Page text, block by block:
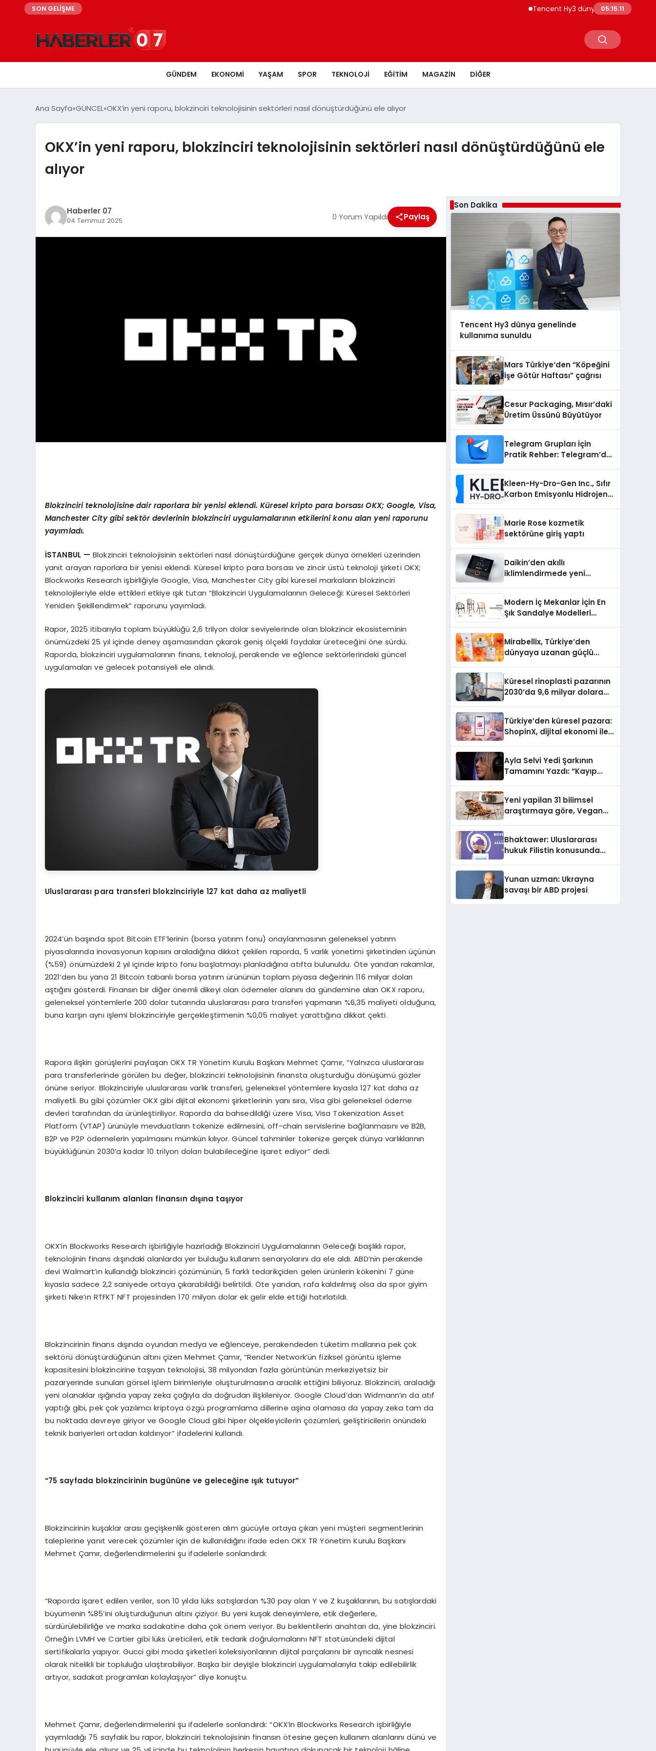
SON GELİŞME Tencent Hy3 dünya genelinde kullanıma
05:15:12
GÜNDEM EKONOMI YAŞAM SPOR TEKNOLOJI EĞITIM MAGAZIN DIĞER
Ana Sayfa GÜNCEL OKX’in yeni raporu, blokzinciri teknolojisinin sektörleri nasıl dönüştürdüğünü ele alıyor
OKX’in yeni raporu, blokzinciri teknolojisinin sektörleri nasıl dönüştürdüğünü ele
alıyor
Haberler 07
04 Temmuz 2025 0 Yorum Yapıldı Paylaş
Blokzinciri teknolojisine dair raporlara bir yenisi eklendi. Küresel kripto para borsası OKX; Google, Visa,
Manchester City gibi sektör devlerinin blokzinciri uygulamalarının etkilerini konu alan yeni raporunu
yayımladı.
İSTANBUL — Blokzinciri teknolojisinin sektörleri nasıl dönüştürdüğüne gerçek dünya örnekleri üzerinden
yanıt arayan raporlara bir yenisi eklendi. Küresel kripto para borsası ve zincir üstü teknoloji şirketi OKX;
Blockworks Research işbirliğiyle Google, Visa, Manchester City gibi küresel markaların blokzinciri
teknolojileriyle elde ettikleri etkiye ışık tutan “Blokzinciri Uygulamalarının Geleceği: Küresel Sektörleri
Yeniden Şekillendirmek” raporunu yayımladı.
Rapor, 2025 itibarıyla toplam büyüklüğü 2,6 trilyon dolar seviyelerinde olan blokzincir ekosisteminin
önümüzdeki 25 yıl içinde deney aşamasından çıkarak geniş ölçekli faydalar üreteceğini öne sürdü.
Raporda, blokzinciri uygulamalarının finans, teknoloji, perakende ve eğlence sektörlerindeki güncel
uygulamaları ve gelecek potansiyeli ele alındı.
Uluslararası para transferi blokzinciriyle 127 kat daha az maliyetli
2024’ün başında spot Bitcoin ETF’lerinin (borsa yatırım fonu) onaylanmasının geleneksel yatırım
piyasalarında inovasyonun kapısını araladığına dikkat çekilen raporda, 5 varlık yönetimi şirketinden üçünün
(%59) önümüzdeki 2 yıl içinde kripto fonu başlatmayı planladığına atıfta bulunuldu. Öte yandan rakamlar,
2021’den bu yana 21 Bitcoin tabanlı borsa yatırım ürününün toplam piyasa değerinin 116 milyar doları
aştığını gösterdi. Finansın bir diğer önemli dikeyi olan ödemeler alanını da gündemine alan OKX raporu,
geleneksel yöntemlerle 200 dolar tutarında uluslararası para transferi yapmanın %6,35 maliyeti olduğuna,
buna karşın aynı işlemi blokzinciriyle gerçekleştirmenin %0,05 maliyet yarattığına dikkat çekti.
Rapora ilişkin görüşlerini paylaşan OKX TR Yönetim Kurulu Başkanı Mehmet Çamır, “Yalnızca uluslararası
para transferlerinde görülen bu değer, blokzinciri teknolojisinin finansta oluşturduğu dönüşümü gözler
önüne seriyor. Blokzinciriyle uluslararası varlık transferi, geleneksel yöntemlere kıyasla 127 kat daha az
maliyetli. Bu gibi çözümler OKX gibi dijital ekonomi şirketlerinin yanı sıra, Visa gibi geleneksel ödeme
devleri tarafından da ürünleştiriliyor. Raporda da bahsedildiği üzere Visa, Visa Tokenization Asset
Platform (VTAP) ürünüyle mevduatların tokenize edilmesini, off-chain servislerine bağlanmasını ve B2B,
B2P ve P2P ödemelerin yapılmasını mümkün kılıyor. Güncel tahminler tokenize gerçek dünya varlıklarının
büyüklüğünün 2030’a kadar 10 trilyon doları bulabileceğine işaret ediyor” dedi.
Blokzinciri kullanım alanları finansın dışına taşıyor
OKX’in Blockworks Research işbirliğiyle hazırladığı Blokzinciri Uygulamalarının Geleceği başlıklı rapor,
teknolojinin finans dışındaki alanlarda yer bulduğu kullanım senaryolarını da ele aldı. ABD’nin perakende
devi Walmart’ın kullandığı blokzinciri çözümünün, 5 farklı tedarikçiden gelen ürünlerin kökenini 7 güne
kıyasla sadece 2,2 saniyede ortaya çıkarabildiği belirtildi. Öte yandan, rafa kaldırılmış olsa da spor giyim
şirketi Nike’ın RTFKT NFT projesinden 170 milyon dolar ek gelir elde ettiği hatırlatıldı.
Blokzincirinin finans dışında oyundan medya ve eğlenceye, perakendeden tüketim mallarına pek çok
sektörü dönüştürdüğünün altını çizen Mehmet Çamır, “Render Network’ün fiziksel görüntü işleme
kapasitesini blokzincirine taşıyan teknolojisi, 38 milyondan fazla görüntünün merkeziyetsiz bir
pazaryerinde sunulan görsel işlem birimleriyle oluşturulmasına aracılık ettiğini biliyoruz. Blokzinciri, araladığı
yeni olanaklar ışığında yapay zeka çağıyla da doğrudan ilişkileniyor. Google Cloud’dan Widmann’ın da atıf
yaptığı gibi, pek çok yazılımcı kriptoya özgü programlama dillerine aşina olamasa da yapay zeka tam da
bu noktada devreye giriyor ve Google Cloud gibi hiper ölçekleyicilerin çözümleri, geliştiricilerin önündeki
teknik bariyerleri ortadan kaldırıyor” ifadelerini kullandı.
“75 sayfada blokzincirinin bugününe ve geleceğine ışık tutuyor”
Blokzincirinin kuşaklar arası geçişkenlik gösteren alım gücüyle ortaya çıkan yeni müşteri segmentlerinin
taleplerine yanıt verecek çözümler için de kullanıldığını ifade eden OKX TR Yönetim Kurulu Başkanı
Mehmet Çamır, değerlendirmelerini şu ifadelerle sonlandırdı:
“Raporda işaret edilen veriler, son 10 yılda lüks satışlardan %30 pay alan Y ve Z kuşaklarının, bu satışlardaki
büyümenin %85’ini oluşturduğunun altını çiziyor. Bu yeni kuşak deneyimlere, etik değerlere,
sürdürülebilirliğe ve marka sadakatine daha çok önem veriyor. Bu beklentilerin anahtarı da, yine blokzinciri.
Örneğin LVMH ve Cartier gibi lüks üreticileri, etik tedarik doğrulamalarını NFT statüsündeki dijital
sertifikalarla yapıyor. Gucci gibi moda şirketleri koleksiyonlarının dijital parçalarını bir ayrıcalık nesnesi
olarak nitelikli bir topluluğa ulaştırabiliyor. Başka bir deyişle blokzinciri uygulamalarıyla takip edilebilirlik
artıyor, sadakat programları kolaylaşıyor” diye konuştu.
Mehmet Çamır, değerlendirmelerini şu ifadelerle sonlandırdı: “OKX’in Blockworks Research işbirliğiyle
yayımladığı 75 sayfalık bu rapor, blokzinciri teknolojisinin finansın ötesine geçen kullanım alanlarını dünü ve
Son Dakika
Tencent Hy3 dünya genelinde
kullanıma sunuldu
Mars Türkiye’den “Köpeğini
İşe Götür Haftası” çağrısı
Cesur Packaging, Mısır’daki
Üretim Üssünü Büyütüyor
Telegram Grupları İçin
Pratik Rehber: Telegram’da
Kleen-Hy-Dro-Gen Inc., Sıfır
Karbon Emisyonlu Hidrojen
Aldı
Marie Rose kozmetik
sektörüne giriş yaptı
Daikin’den akıllı
iklimlendirmede yeni
Modern İç Mekanlar İçin En
Şık Sandalye Modelleri
Mirabellix, Türkiye’den
dünyaya uzanan güçlü
Küresel rinoplasti pazarının
2030’da 9,6 milyar dolara
Türkiye’den küresel pazara:
ShopinX, dijital ekonomi ile
Ayla Selvi Yedi Şarkının
Tamamını Yazdı: “Kayıp
Yeni yapilan 31 bilimsel
araştırmaya göre, Vegan
Sindirildiğini Ortaya Koydu
Bhaktawer: Uluslararası
hukuk Filistin konusunda
Yunan uzman: Ukrayna
savaşı bir ABD projesi